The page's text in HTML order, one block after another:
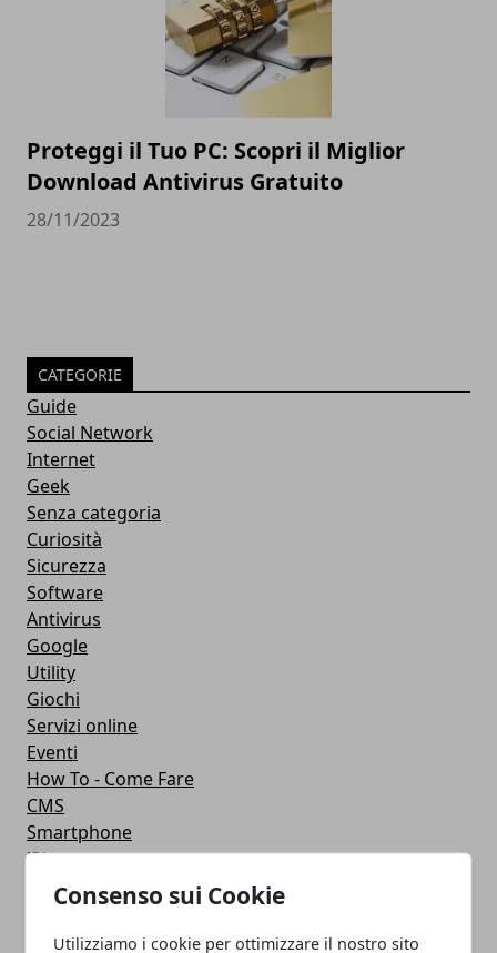
Consenso sui Cookie
Utilizziamo i cookie per ottimizzare il nostro sito
Proteggi il Tuo PC: Scopri il Miglior
Download Antivirus Gratuito
28/11/2023
CATEGORIE
Guide
Social Network
Internet
Geek
Senza categoria
Curiosità
Sicurezza
Software
Antivirus
Google
Utility
Giochi
Servizi online
Eventi
How To - Come Fare
CMS
Smartphone
iPhone
Apple
Videogames
Streaming